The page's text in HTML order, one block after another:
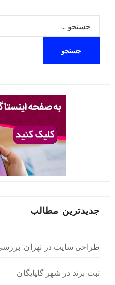
برای:
جدیدترین مطالب
طراحی سایت در تهران:
ثبت برند در شهر گلپایگان